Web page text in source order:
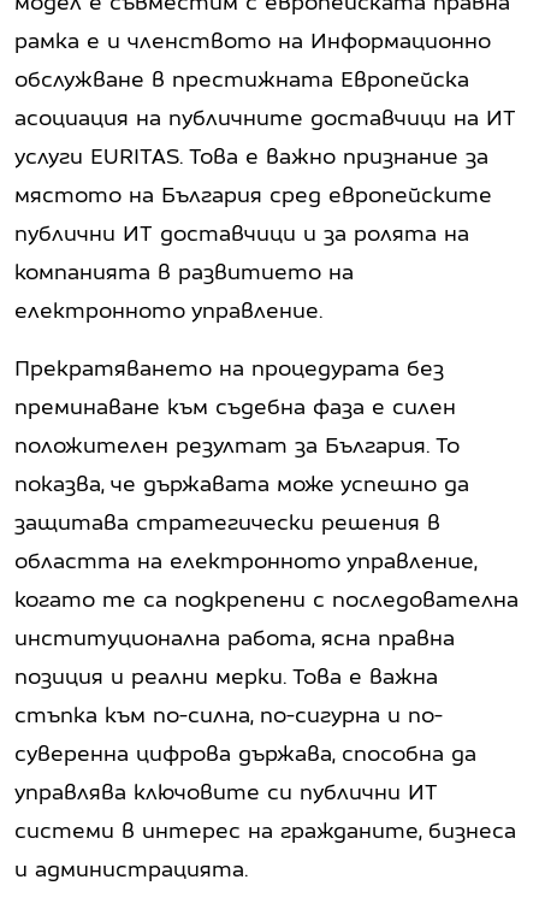
рамка е и членството на Информационно
обслужване в престижната Европейска
асоциация на публичните доставчици на ИТ
услуги EURITAS. Това е важно признание за
мястото на България сред европейските
публични ИТ доставчици и за ролята на
компанията в развитието на
електронното управление.
Прекратяването на процедурата без
преминаване към съдебна фаза е силен
положителен резултат за България. То
показва, че държавата може успешно да
защитава стратегически решения в
областта на електронното управление,
когато те са подкрепени с последователна
институционална работа, ясна правна
позиция и реални мерки. Това е важна
стъпка към по-силна, по-сигурна и по-
суверенна цифрова държава, способна да
управлява ключовите си публични ИТ
системи в интерес на гражданите, бизнеса
и администрацията.